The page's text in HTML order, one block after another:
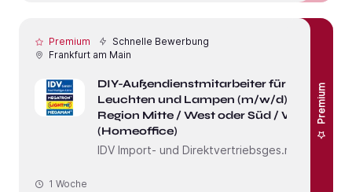
Premium
Schnelle Bewerbung
Frankfurt am Main
DIY-Außendienstmitarbeiter für
Leuchten und Lampen (m/w/d)
Region Mitte / West oder Süd / West
(Homeoffice)
IDV Import- und Direktvertriebsges.mbH
Premium
1 Woche